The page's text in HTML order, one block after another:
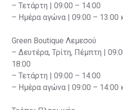
– Τετάρτη | 09:00 – 14:00
– Ημέρα αγώνα | 09:00 – 13:00
Green Boutique Λεμεσού
– Δευτέρα, Τρίτη, Πέμπτη |
18:00
– Τετάρτη | 09:00 – 14:00
– Ημέρα αγώνα | 09:00 – 14:00